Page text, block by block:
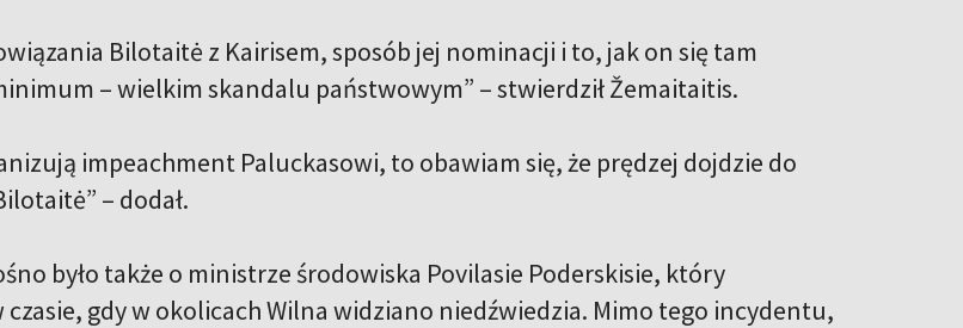
Bilotaitė z Kairisem, sposób jej nominacji i to, jak on się tam
– wielkim skandalu państwowym” – stwierdził Žemaitaitis.
impeachment Paluckasowi, to obawiam się, że prędzej dojdzie do
– dodał.
było także o ministrze środowiska Povilasie Poderskisie, który
czasie, gdy w okolicach Wilna widziano niedźwiedzia. Mimo tego incydentu,